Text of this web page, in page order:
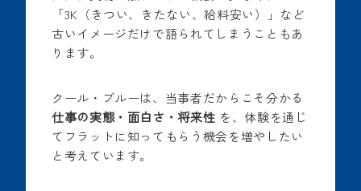
「3K（きつい、きたない、給料安い）」など
古いイメージだけで語られてしまうこともあ
ります。
クール・ブルーは、当事者だからこそ分かる
仕事の実態・面白さ・将来性 を、体験を通じ
てフラットに知ってもらう機会を増やしたい
と考えています。